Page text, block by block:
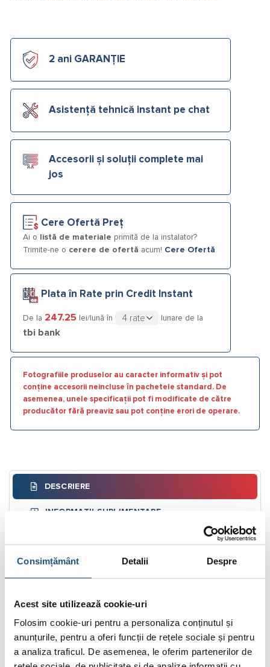
Consimțământ Detalii Despre
Acest site utilizează cookie-uri
Folosim cookie-uri pentru a personaliza conținutul și
anunțurile, pentru a oferi funcții de rețele sociale și pentru
a analiza traficul. De asemenea, le oferim partenerilor de
2 ani GARANȚIE
Asistență tehnică instant pe chat
Accesorii și soluții complete mai
jos
Cere Ofertă Preț
Ai o listă de materiale primită de la instalator?
Trimite-ne o cerere de ofertă acum! Cere Ofertă
Plata în Rate prin Credit Instant
De la 247.25 lei/lună în lunare de la
tbi bank
Fotografiile produselor au caracter informativ și pot
conține accesorii neincluse în pachetele standard. De
asemenea, unele specificații pot fi modificate de către
producător fără preaviz sau pot conține erori de operare.
DESCRIERE
INFORMAȚII SUPLIMENTARE
FIȘIERE ATAȘATE
indiferent de condițiile meteorologice exterioare.